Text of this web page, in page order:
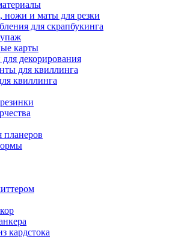
и маты для резки
для скрапбукинга
карты
для декорирования
для квиллинга
квиллинга
планеров
кардстока